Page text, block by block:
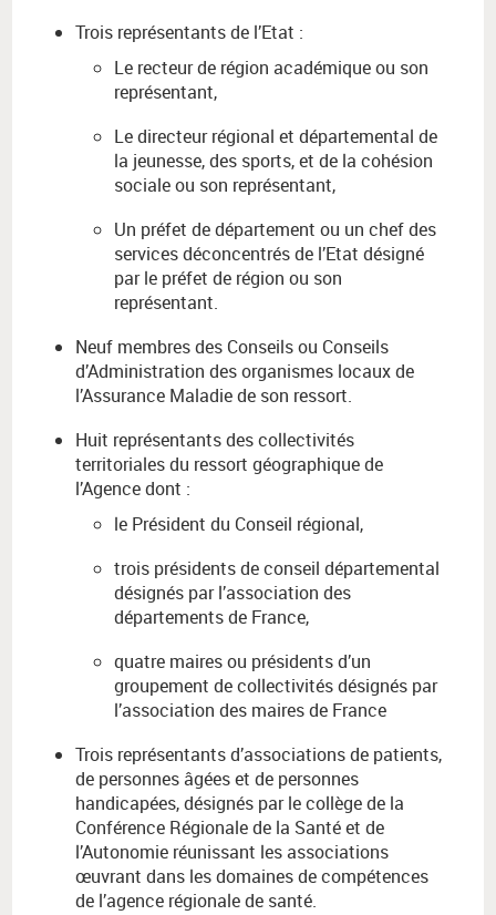
Trois représentants de l’Etat :
Le recteur de région académique ou son
représentant,
Le directeur régional et départemental de
la jeunesse, des sports, et de la cohésion
sociale ou son représentant,
Un préfet de département ou un chef des
services déconcentrés de l’Etat désigné
par le préfet de région ou son
représentant.
Neuf membres des Conseils ou Conseils
d’Administration des organismes locaux de
l’Assurance Maladie de son ressort.
Huit représentants des collectivités
territoriales du ressort géographique de
l’Agence dont :
le Président du Conseil régional,
trois présidents de conseil départemental
désignés par l’association des
départements de France,
quatre maires ou présidents d’un
groupement de collectivités désignés par
l’association des maires de France
Trois représentants d’associations de patients,
de personnes âgées et de personnes
handicapées, désignés par le collège de la
Conférence Régionale de la Santé et de
l’Autonomie réunissant les associations
œuvrant dans les domaines de compétences
de l’agence régionale de santé.